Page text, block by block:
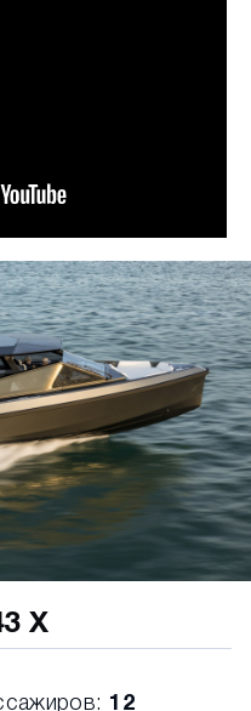
X
12